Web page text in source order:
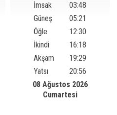
İmsak
03:48
Güneş
05:21
Öğle
12:30
İkindi
16:18
Akşam
19:29
Yatsı
20:56
08 Ağustos 2026
Cumartesi